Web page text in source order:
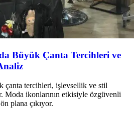
Büyük Çanta Tercihleri ve
çanta tercihleri, işlevsellik ve stil
Moda ikonlarının etkisiyle özgüvenli
plana çıkıyor.